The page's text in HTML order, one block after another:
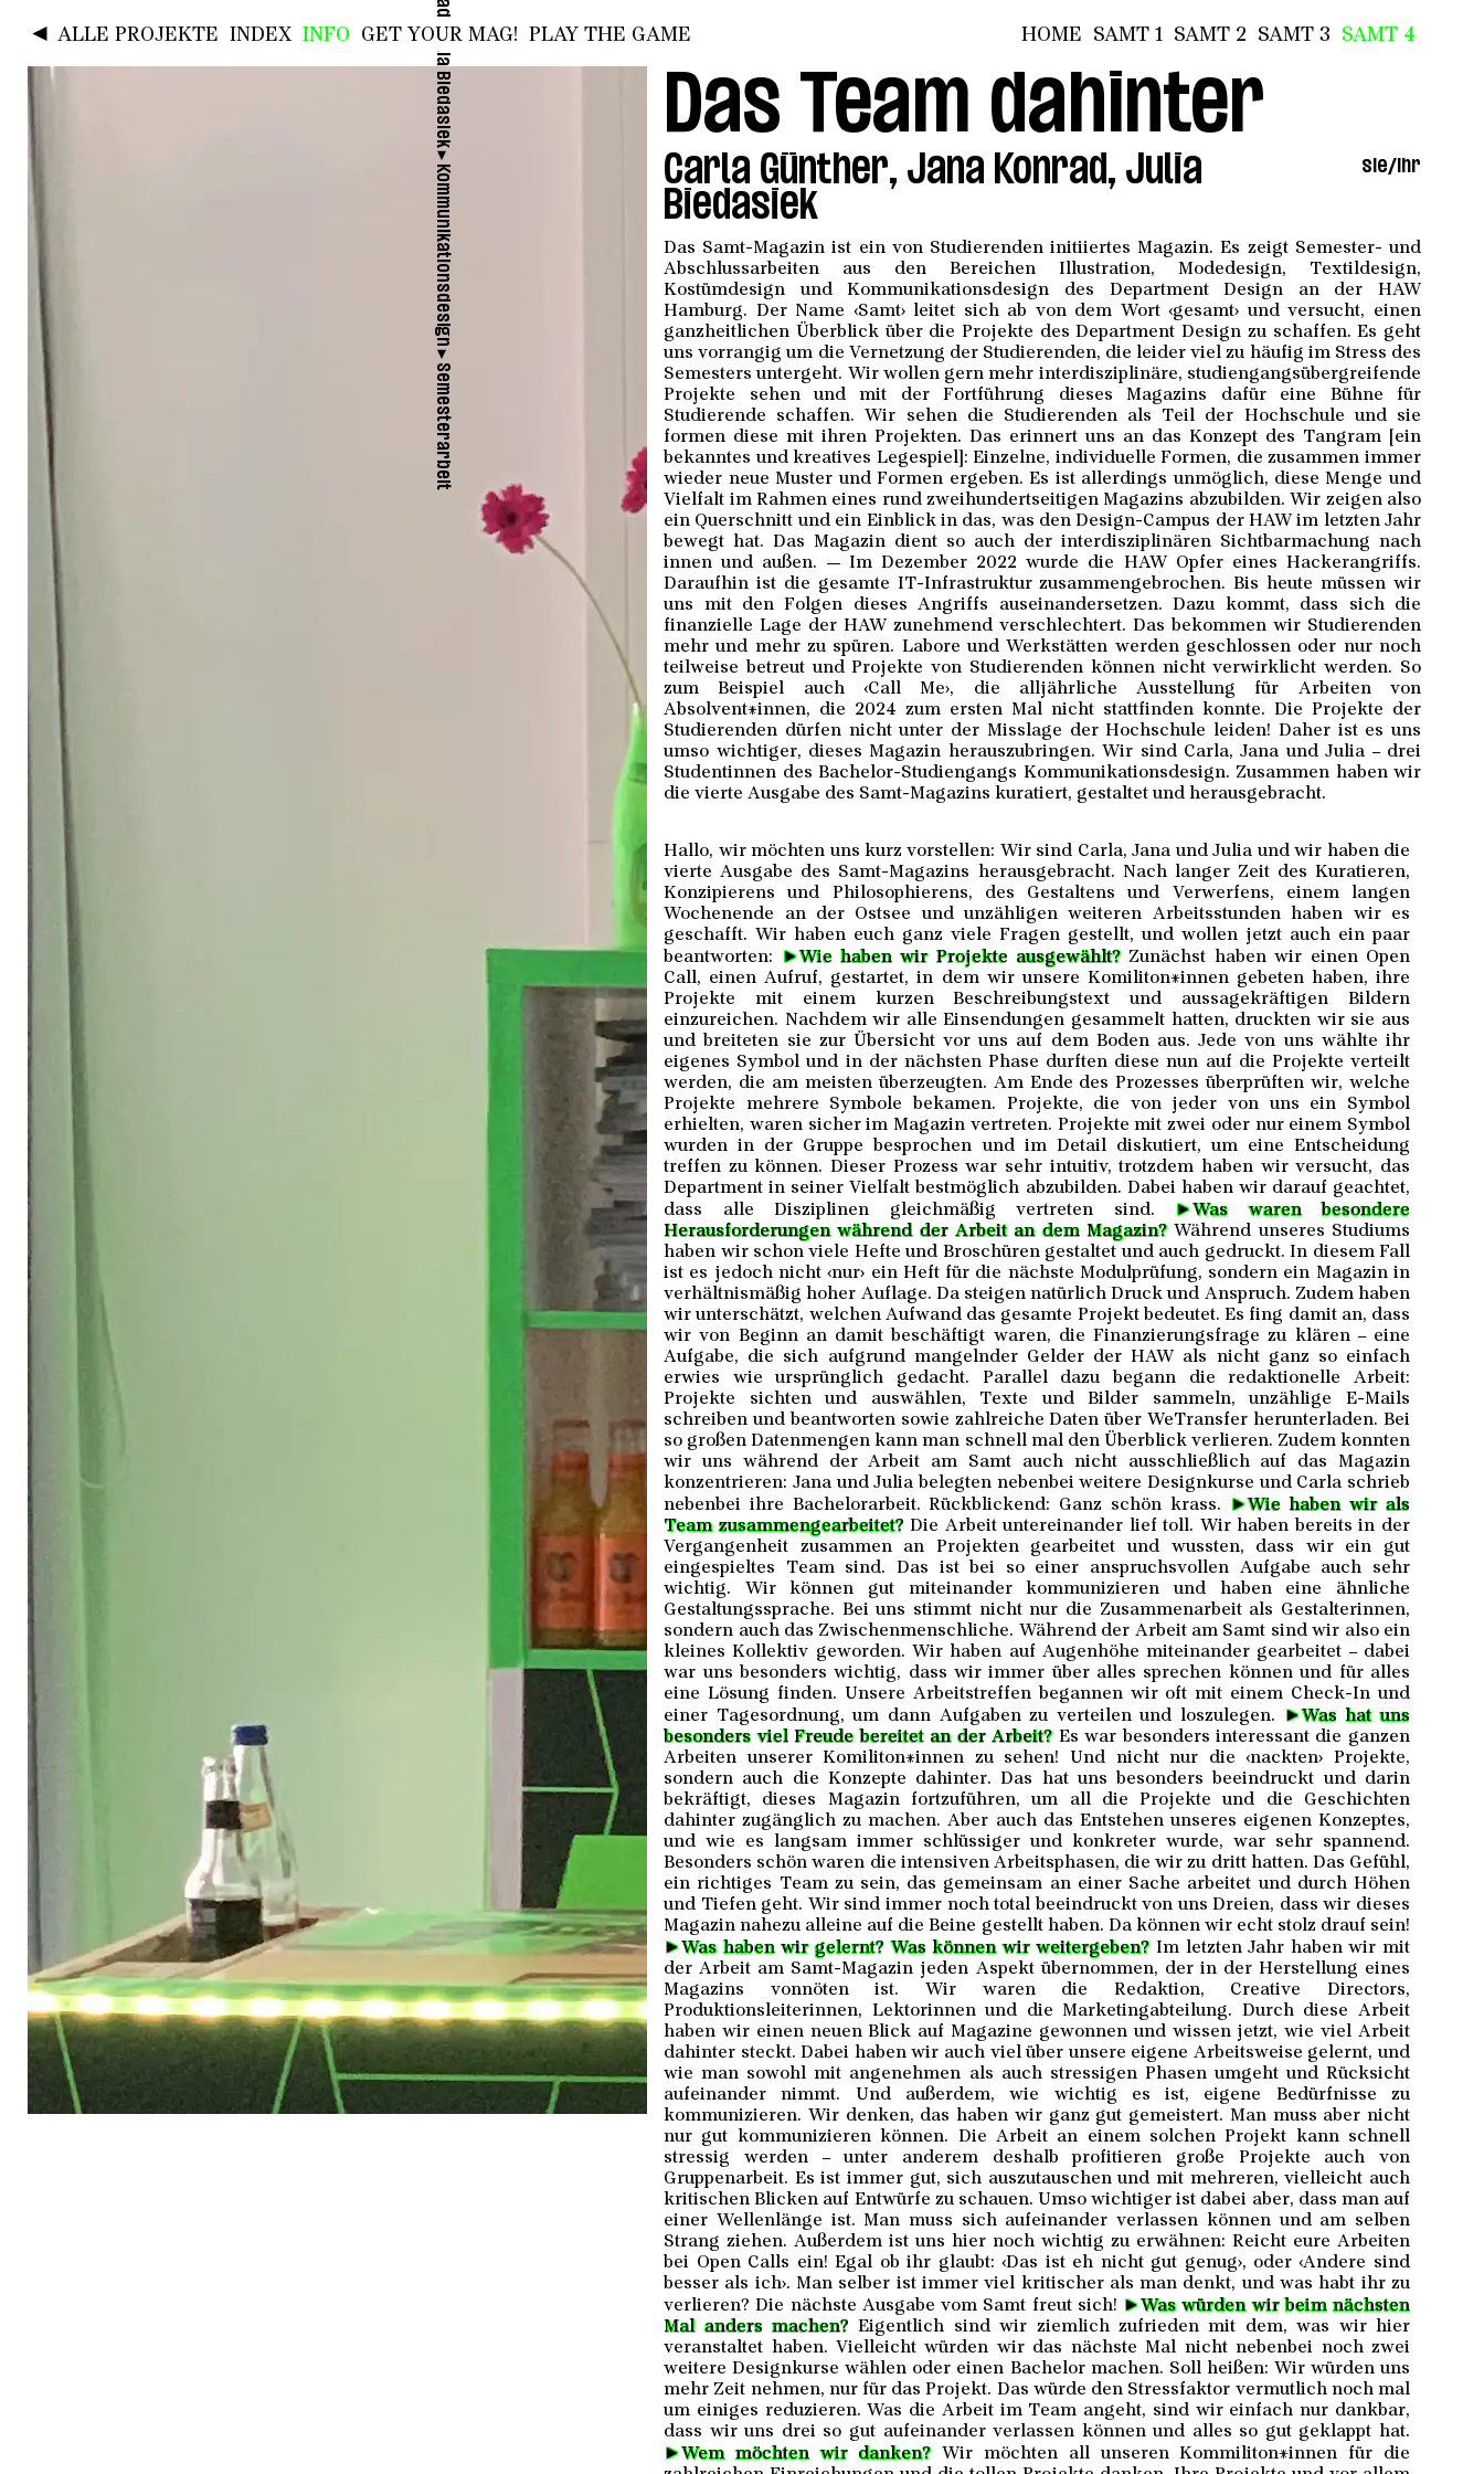
HOME SAMT 1 SAMT 2 SAMT 3 SAMT 4
◄ ALLE PROJEKTE INDEX INFO GET YOUR MAG! PLAY THE GAME
►
Kommunikationsdesign
►
Semesterarbeit
Das Team dahinter
Carla Günther, Jana Konrad, Julia
Biedasiek
sie/ihr
Das Samt-Magazin ist ein von Studierenden initiiertes Magazin. Es zeigt Semester- und
Abschlussarbeiten aus den Bereichen Illustration, Modedesign, Textildesign,
Kostümdesign und Kommunikationsdesign des Department Design an der HAW
Hamburg. Der Name ‹Samt› leitet sich ab von dem Wort ‹gesamt› und versucht, einen
ganzheitlichen Überblick über die Projekte des Department Design zu schaffen. Es geht
uns vorrangig um die Vernetzung der Studierenden, die leider viel zu häufig im Stress des
Semesters untergeht. Wir wollen gern mehr interdisziplinäre, studiengangsübergreifende
Projekte sehen und mit der Fortführung dieses Magazins dafür eine Bühne für
Studierende schaffen. Wir sehen die Studierenden als Teil der Hochschule und sie
formen diese mit ihren Projekten. Das erinnert uns an das Konzept des Tangram [ein
bekanntes und kreatives Legespiel]: Einzelne, individuelle Formen, die zusammen immer
wieder neue Muster und Formen ergeben. Es ist allerdings unmöglich, diese Menge und
Vielfalt im Rahmen eines rund zweihundertseitigen Magazins abzubilden. Wir zeigen also
ein Querschnitt und ein Einblick in das, was den Design-Campus der HAW im letzten Jahr
bewegt hat. Das Magazin dient so auch der interdisziplinären Sichtbarmachung nach
innen und außen. — Im Dezember 2022 wurde die HAW Opfer eines Hackerangriffs.
Daraufhin ist die gesamte IT-Infrastruktur zusammengebrochen. Bis heute müssen wir
uns mit den Folgen dieses Angriffs auseinandersetzen. Dazu kommt, dass sich die
finanzielle Lage der HAW zunehmend verschlechtert. Das bekommen wir Studierenden
mehr und mehr zu spüren. Labore und Werkstätten werden geschlossen oder nur noch
teilweise betreut und Projekte von Studierenden können nicht verwirklicht werden. So
zum Beispiel auch ‹Call Me›, die alljährliche Ausstellung für Arbeiten von
Absolvent*innen, die 2024 zum ersten Mal nicht stattfinden konnte. Die Projekte der
Studierenden dürfen nicht unter der Misslage der Hochschule leiden! Daher ist es uns
umso wichtiger, dieses Magazin herauszubringen. Wir sind Carla, Jana und Julia – drei
Studentinnen des Bachelor-Studiengangs Kommunikationsdesign. Zusammen haben wir
die vierte Ausgabe des Samt-Magazins kuratiert, gestaltet und herausgebracht.
Hallo, wir möchten uns kurz vorstellen: Wir sind Carla, Jana und Julia und wir haben die
vierte Ausgabe des Samt-Magazins herausgebracht. Nach langer Zeit des Kuratieren,
Konzipierens und Philosophierens, des Gestaltens und Verwerfens, einem langen
Wochenende an der Ostsee und unzähligen weiteren Arbeitsstunden haben wir es
geschafft. Wir haben euch ganz viele Fragen gestellt, und wollen jetzt auch ein paar
beantworten:
►Wie haben wir Projekte ausgewählt? Zunächst haben wir einen Open
Call, einen Aufruf, gestartet, in dem wir unsere Komiliton*innen gebeten haben, ihre
Projekte mit einem kurzen Beschreibungstext und aussagekräftigen Bildern
einzureichen. Nachdem wir alle Einsendungen gesammelt hatten, druckten wir sie aus
und breiteten sie zur Übersicht vor uns auf dem Boden aus. Jede von uns wählte ihr
eigenes Symbol und in der nächsten Phase durften diese nun auf die Projekte verteilt
werden, die am meisten überzeugten. Am Ende des Prozesses überprüften wir, welche
Projekte mehrere Symbole bekamen. Projekte, die von jeder von uns ein Symbol
erhielten, waren sicher im Magazin vertreten. Projekte mit zwei oder nur einem Symbol
wurden in der Gruppe besprochen und im Detail diskutiert, um eine Entscheidung
treffen zu können. Dieser Prozess war sehr intuitiv, trotzdem haben wir versucht, das
Department in seiner Vielfalt bestmöglich abzubilden. Dabei haben wir darauf geachtet,
dass alle Disziplinen gleichmäßig vertreten sind.
►Was waren besondere
Herausforderungen während der Arbeit an dem Magazin? Während unseres Studiums
haben wir schon viele Hefte und Broschüren gestaltet und auch gedruckt. In diesem Fall
ist es jedoch nicht ‹nur› ein Heft für die nächste Modulprüfung, sondern ein Magazin in
verhältnismäßig hoher Auflage. Da steigen natürlich Druck und Anspruch. Zudem haben
wir unterschätzt, welchen Aufwand das gesamte Projekt bedeutet. Es fing damit an, dass
wir von Beginn an damit beschäftigt waren, die Finanzierungsfrage zu klären – eine
Aufgabe, die sich aufgrund mangelnder Gelder der HAW als nicht ganz so einfach
erwies wie ursprünglich gedacht. Parallel dazu begann die redaktionelle Arbeit:
Projekte sichten und auswählen, Texte und Bilder sammeln, unzählige E-Mails
schreiben und beantworten sowie zahlreiche Daten über WeTransfer herunterladen. Bei
so großen Datenmengen kann man schnell mal den Überblick verlieren. Zudem konnten
wir uns während der Arbeit am Samt auch nicht ausschließlich auf das Magazin
konzentrieren: Jana und Julia belegten nebenbei weitere Designkurse und Carla schrieb
nebenbei ihre Bachelorarbeit. Rückblickend: Ganz schön krass.
►Wie haben wir als
Team zusammengearbeitet? Die Arbeit untereinander lief toll. Wir haben bereits in der
Vergangenheit zusammen an Projekten gearbeitet und wussten, dass wir ein gut
eingespieltes Team sind. Das ist bei so einer anspruchsvollen Aufgabe auch sehr
wichtig. Wir können gut miteinander kommunizieren und haben eine ähnliche
Gestaltungssprache. Bei uns stimmt nicht nur die Zusammenarbeit als Gestalterinnen,
sondern auch das Zwischenmenschliche. Während der Arbeit am Samt sind wir also ein
kleines Kollektiv geworden. Wir haben auf Augenhöhe miteinander gearbeitet – dabei
war uns besonders wichtig, dass wir immer über alles sprechen können und für alles
eine Lösung finden. Unsere Arbeitstreffen begannen wir oft mit einem Check-In und
einer Tagesordnung, um dann Aufgaben zu verteilen und loszulegen.
►Was hat uns
besonders viel Freude bereitet an der Arbeit? Es war besonders interessant die ganzen
Arbeiten unserer Komiliton*innen zu sehen! Und nicht nur die ‹nackten› Projekte,
sondern auch die Konzepte dahinter. Das hat uns besonders beeindruckt und darin
bekräftigt, dieses Magazin fortzuführen, um all die Projekte und die Geschichten
dahinter zugänglich zu machen. Aber auch das Entstehen unseres eigenen Konzeptes,
und wie es langsam immer schlüssiger und konkreter wurde, war sehr spannend.
Besonders schön waren die intensiven Arbeitsphasen, die wir zu dritt hatten. Das Gefühl,
ein richtiges Team zu sein, das gemeinsam an einer Sache arbeitet und durch Höhen
und Tiefen geht. Wir sind immer noch total beeindruckt von uns Dreien, dass wir dieses
Magazin nahezu alleine auf die Beine gestellt haben. Da können wir echt stolz drauf sein!
►Was haben wir gelernt? Was können wir weitergeben? Im letzten Jahr haben wir mit
der Arbeit am Samt-Magazin jeden Aspekt übernommen, der in der Herstellung eines
Magazins vonnöten ist. Wir waren die Redaktion, Creative Directors,
Produktionsleiterinnen, Lektorinnen und die Marketingabteilung. Durch diese Arbeit
haben wir einen neuen Blick auf Magazine gewonnen und wissen jetzt, wie viel Arbeit
dahinter steckt. Dabei haben wir auch viel über unsere eigene Arbeitsweise gelernt, und
wie man sowohl mit angenehmen als auch stressigen Phasen umgeht und Rücksicht
aufeinander nimmt. Und außerdem, wie wichtig es ist, eigene Bedürfnisse zu
kommunizieren. Wir denken, das haben wir ganz gut gemeistert. Man muss aber nicht
nur gut kommunizieren können. Die Arbeit an einem solchen Projekt kann schnell
stressig werden – unter anderem deshalb profitieren große Projekte auch von
Gruppenarbeit. Es ist immer gut, sich auszutauschen und mit mehreren, vielleicht auch
kritischen Blicken auf Entwürfe zu schauen. Umso wichtiger ist dabei aber, dass man auf
einer Wellenlänge ist. Man muss sich aufeinander verlassen können und am selben
Strang ziehen. Außerdem ist uns hier noch wichtig zu erwähnen: Reicht eure Arbeiten
bei Open Calls ein! Egal ob ihr glaubt: ‹Das ist eh nicht gut genug›, oder ‹Andere sind
besser als ich›. Man selber ist immer viel kritischer als man denkt, und was habt ihr zu
verlieren? Die nächste Ausgabe vom Samt freut sich! ►Was würden wir beim nächsten
Mal anders machen? Eigentlich sind wir ziemlich zufrieden mit dem, was wir hier
veranstaltet haben. Vielleicht würden wir das nächste Mal nicht nebenbei noch zwei
weitere Designkurse wählen oder einen Bachelor machen. Soll heißen: Wir würden uns
mehr Zeit nehmen, nur für das Projekt. Das würde den Stressfaktor vermutlich noch mal
um einiges reduzieren. Was die Arbeit im Team angeht, sind wir einfach nur dankbar,
dass wir uns drei so gut aufeinander verlassen können und alles so gut geklappt hat.
►Wem möchten wir danken? Wir möchten all unseren Kommiliton*innen für die